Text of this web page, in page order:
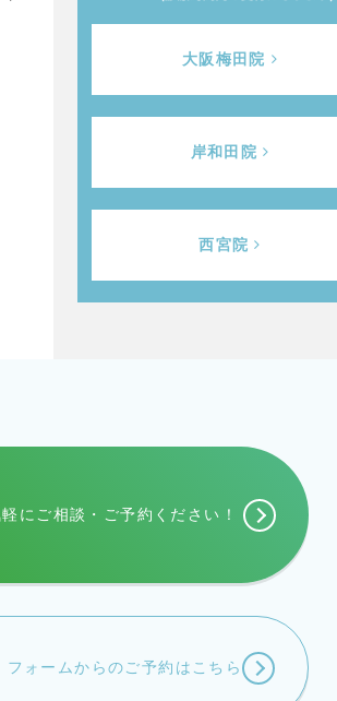
大阪梅田院
岸和田院
西宮院
にご相談・ ご予約ください！
フォームからのご予約はこちら